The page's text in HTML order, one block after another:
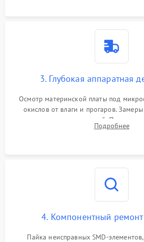
3. Глубокая аппаратная
Осмотр материнской платы под
окислов от влаги и прогаров.
дежурных напряжений. Проверка
мультиконтроллера, процессора
Подробнее
4. Компонентный
Пайка неисправных SMD-